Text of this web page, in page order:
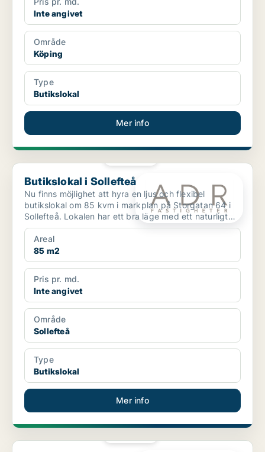
Inte angivet
Område
Köping
Type
Butikslokal
Mer info
Butikslokal i Sollefteå
Butikslokal i Sollefteå
Nu finns möjlighet att hyra en ljus och flexibel
butikslokal om 85 kvm i markplan på Storgatan 64 i
Sollefteå. Lokalen har ett bra läge med ett naturligt
flö...
Areal
85 m2
Pris pr. md.
Inte angivet
Område
Sollefteå
Type
Butikslokal
Mer info
Lager i Huddinge, Skogås